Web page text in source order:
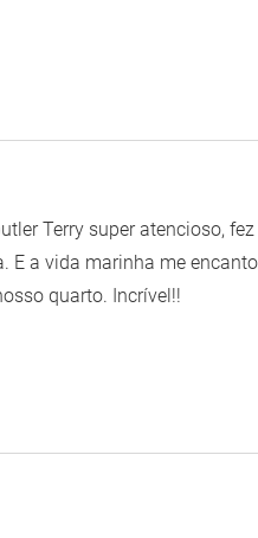
Terry super atencioso,
E a vida marinha me
quarto. Incrível!!